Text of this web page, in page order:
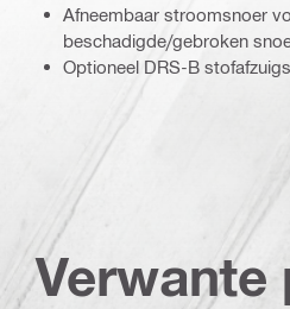
Afneembaar stroomsnoer
beschadigde/gebroken
Optioneel DRS-B
Verwante